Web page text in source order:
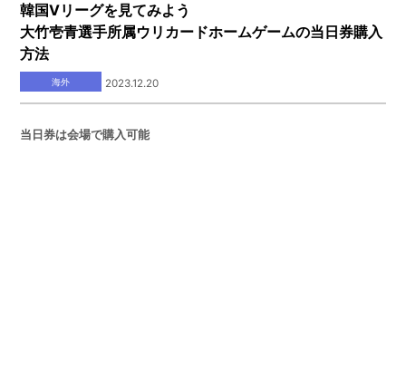
韓国Vリーグを見てみよう
大竹壱青選手所属ウリカードホームゲームの当日券購入
方法
海外 2023.12.20
当日券は会場で購入可能